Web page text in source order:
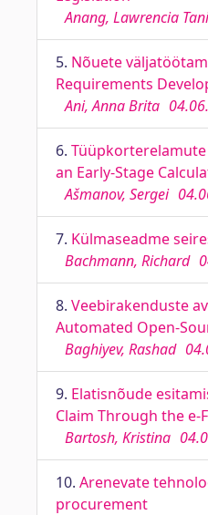
Anang, Lawrencia Tani
5. Nõuete
Requirements
Ani, Anna Brita
6.
an Early-Stage
Ašmanov, Sergei
7. Külmaseadme
Bachmann, Richard
8. Veebirakenduste
Automated Open-
Baghiyev, Rashad
9. Elatisnõude
Claim Through the
Bartosh, Kristina
10. Arenevate
procurement